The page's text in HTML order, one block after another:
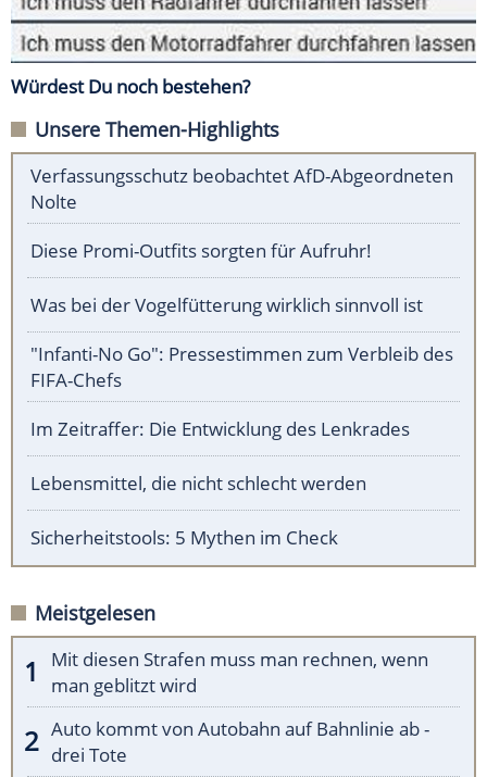
Würdest Du noch bestehen?
Unsere Themen-Highlights
Verfassungsschutz beobachtet AfD-Abgeordneten
Nolte
Diese Promi-Outfits sorgten für Aufruhr!
Was bei der Vogelfütterung wirklich sinnvoll ist
"Infanti-No Go": Pressestimmen zum Verbleib des
FIFA-Chefs
Im Zeitraffer: Die Entwicklung des Lenkrades
Lebensmittel, die nicht schlecht werden
Sicherheitstools: 5 Mythen im Check
Meistgelesen
Mit diesen Strafen muss man rechnen, wenn
man geblitzt wird
Auto kommt von Autobahn auf Bahnlinie ab -
drei Tote